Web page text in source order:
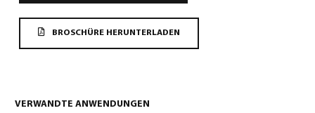
BROSCHÜRE HERUNTERLADEN
VERWANDTE ANWENDUNGEN